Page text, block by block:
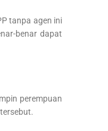
tanpa agen ini
benar dapat
perempuan